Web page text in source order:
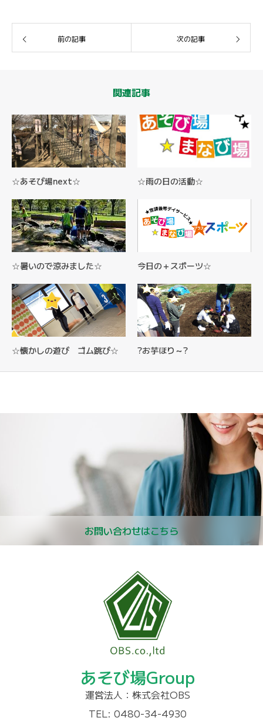
前の記事 次の記事
関連記事
☆あそび場next☆ ☆雨の日の活動☆
☆暑いので涼みました☆ 今日の＋スポーツ☆
☆懐かしの遊び ゴム跳び☆ ?お芋ほり～?
お問い合わせはこちら
あそび場Group
運営法人：株式会社OBS
TEL: 0480-34-4930